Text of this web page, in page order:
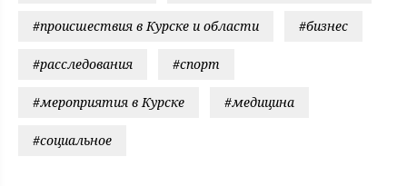
#происшествия в Курске и области #бизнес
#расследования #спорт
#мероприятия в Курске #медицина
#социальное